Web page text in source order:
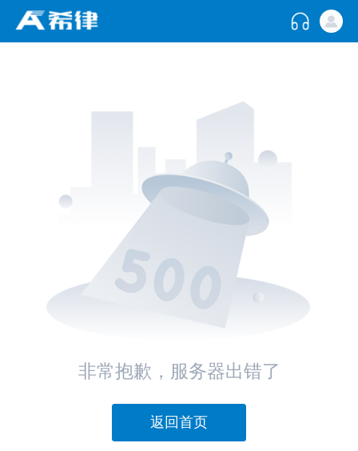
非常抱歉，服务器出错了
返回首页